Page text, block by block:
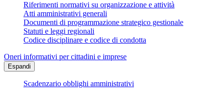
Riferimenti normativi su organizzazione e attività
Atti amministrativi generali
Documenti di programmazione strategico gestionale
Statuti e leggi regionali
Codice disciplinare e codice di condotta
Oneri informativi per cittadini e imprese
Espandi
Scadenzario obblighi amministrativi